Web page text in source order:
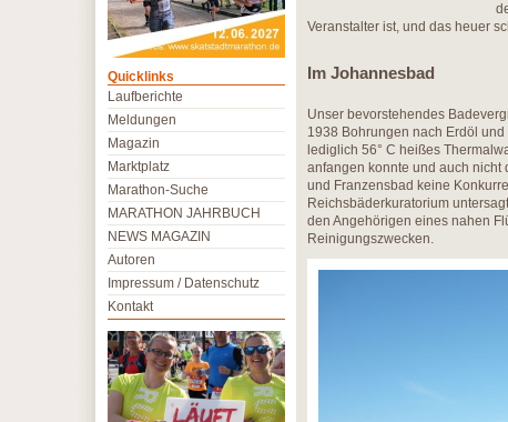
Veranstalter ist, und das heuer
Im Johannesbad
Unser bevorstehendes
1938 Bohrungen nach Erdöl
lediglich 56° C heißes
anfangen konnte und auch nicht
und Franzensbad keine
Reichsbäderkuratorium
den Angehörigen eines nahen
Reinigungszwecken.
Quicklinks
Laufberichte
Meldungen
Magazin
Marktplatz
Marathon-Suche
MARATHON JAHRBUCH
NEWS MAGAZIN
Autoren
Impressum / Datenschutz
Kontakt